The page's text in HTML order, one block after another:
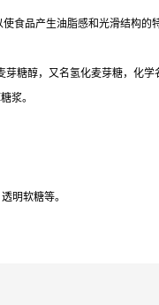
品产生油脂感和光滑结构
醇，又名氢化麦芽糖，化
浆。
明软糖等。